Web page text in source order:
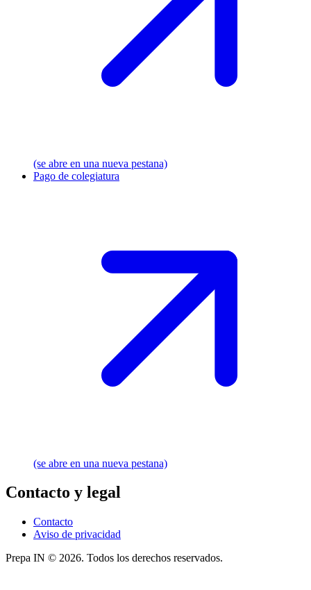
(se abre en una nueva pestana)
Pago de colegiatura
(se abre en una nueva pestana)
Contacto y legal
Contacto
Aviso de privacidad
Prepa IN © 2026. Todos los derechos reservados.